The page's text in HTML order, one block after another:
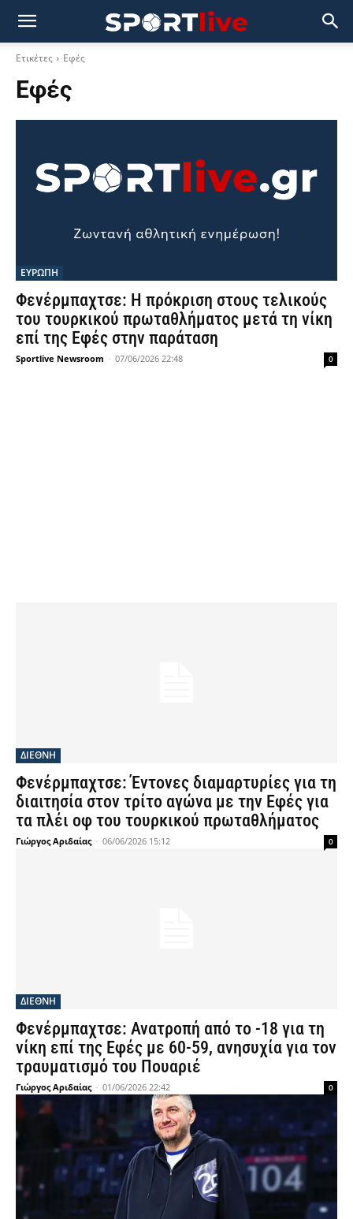
Ετικέτες Εφές
Εφές
ΕΥΡΩΠΗ
Φενέρμπαχτσε: Η πρόκριση στους τελικούς
του τουρκικού πρωταθλήματος μετά τη νίκη
επί της Εφές στην παράταση
Sportlive Newsroom - 07/06/2026 22:48 0
ΔΙΕΘΝΗ
Φενέρμπαχτσε: Έντονες διαμαρτυρίες για τη
διαιτησία στον τρίτο αγώνα με την Εφές για
τα πλέι οφ του τουρκικού πρωταθλήματος
Γιώργος Αριδαίας - 06/06/2026 15:12 0
ΔΙΕΘΝΗ
Φενέρμπαχτσε: Ανατροπή από το -18 για τη
νίκη επί της Εφές με 60-59, ανησυχία για τον
τραυματισμό του Πουαριέ
Γιώργος Αριδαίας - 01/06/2026 22:42 0